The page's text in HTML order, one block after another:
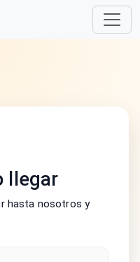
llegar
hasta nosotros y